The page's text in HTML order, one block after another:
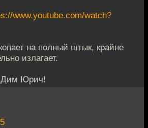
www.youtube.com/watch?
на полный штык, крайне
излагает.
Дим Юрич!